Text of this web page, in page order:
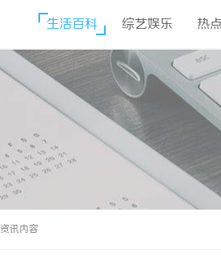
生活百科 综艺娱乐 热
资讯内容